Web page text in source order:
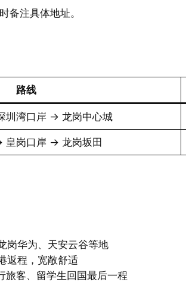
备注具体地址。
路线
圳湾口岸 → 龙岗中心城
皇岗口岸 → 龙岗坂田
岗华为、天安云谷等地
返程，宽敞舒适
旅客、留学生回国最后一程